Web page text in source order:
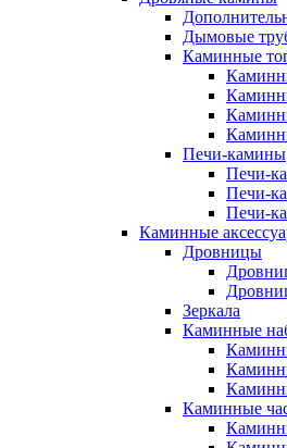
Дымовые
Каминные
Печи-камины
Печи-
Печи-
Печи-
Каминные
Дровницы
Зеркала
Каминные
Каминные